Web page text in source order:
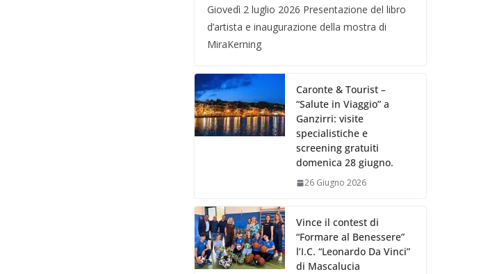
Giovedì 2 luglio 2026 Presentazione del libro
d’artista e inaugurazione della mostra di
MiraKerning
Caronte & Tourist –
“Salute in Viaggio” a
Ganzirri: visite
specialistiche e
screening gratuiti
domenica 28 giugno.
26 Giugno 2026
Vince il contest di
“Formare al Benessere”
l’I.C. “Leonardo Da Vinci”
di Mascalucia